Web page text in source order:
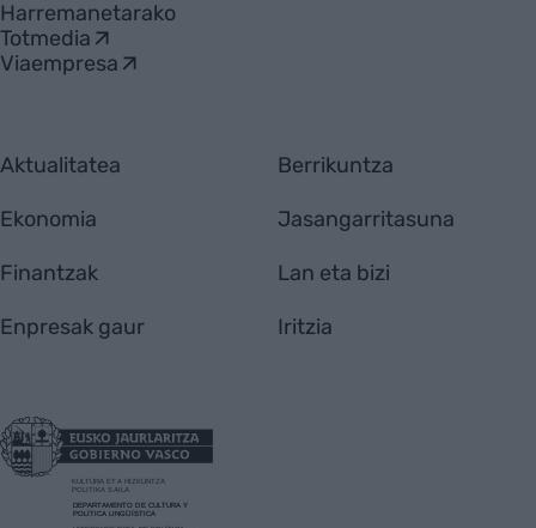
Harremanetarako
Totmedia
Viaempresa
Aktualitatea
Ekonomia
Finantzak
Enpresak gaur
Berrikuntza
Jasangarritasuna
Lan eta bizi
Iritzia